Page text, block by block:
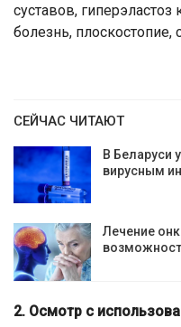
суставов,
болезнь, плоскостопие,
СЕЙЧАС ЧИТАЮТ
В Беларуси
вирусным
Лечение
2. Осмотр с